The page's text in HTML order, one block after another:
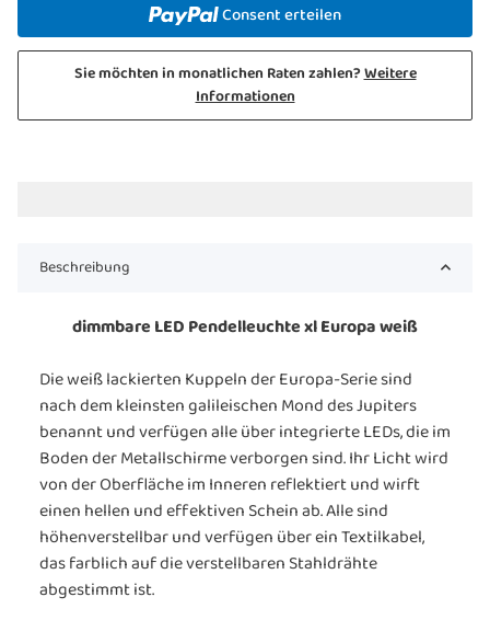
Consent erteilen
Sie möchten in monatlichen Raten zahlen?Weitere
Informationen
Beschreibung
dimmbare LED Pendelleuchte xl Europa weiß
Die weiß lackierten Kuppeln der Europa-Serie sind
nach dem kleinsten galileischen Mond des Jupiters
benannt und verfügen alle über integrierte LEDs, die im
Boden der Metallschirme verborgen sind. Ihr Licht wird
von der Oberfläche im Inneren reflektiert und wirft
einen hellen und effektiven Schein ab. Alle sind
höhenverstellbar und verfügen über ein Textilkabel,
das farblich auf die verstellbaren Stahldrähte
abgestimmt ist.